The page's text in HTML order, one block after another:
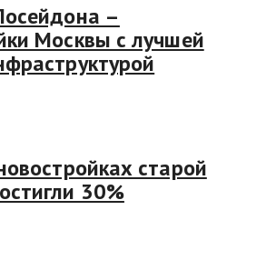
–
Москвы с лучшей
старой
30%